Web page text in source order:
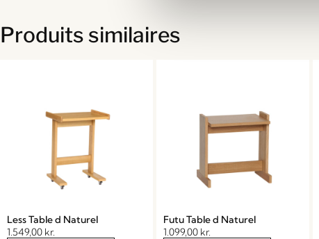
Produits similaires
Less Table d Naturel
1.549,00 kr.
Futu Table d Naturel
1.099,00 kr.